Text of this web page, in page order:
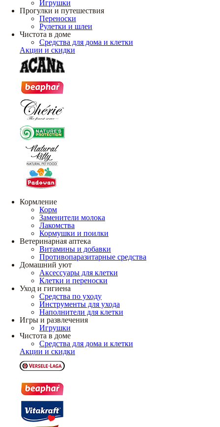
Игрушки
Прогулки и путешествия
Переноски
Рулетки и шлеи
Чистота в доме
Средства для дома и клетки
Акции и скидки
Кормление
Корм
Заменители молока
Лакомства
Кормушки и поилки
Ветеринарная аптека
Витамины и добавки
Противопаразитарные средства
Домашний уют
Аксессуары для клетки
Клетки и переноски
Уход и гигиена
Средства по уходу
Инструменты для ухода
Наполнители для клетки
Игры и развлечения
Игрушки
Чистота в доме
Средства для дома и клетки
Акции и скидки